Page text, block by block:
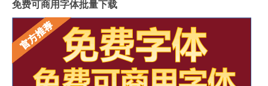
免费可商用字体批量下载